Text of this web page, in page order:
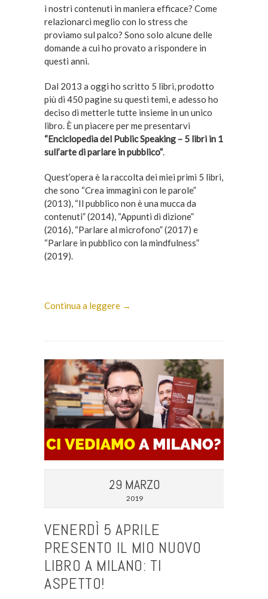
i nostri contenuti in maniera efficace? Come
relazionarci meglio con lo stress che
proviamo sul palco? Sono solo alcune delle
domande a cui ho provato a rispondere in
questi anni.
Dal 2013 a oggi ho scritto 5 libri, prodotto
più di 450 pagine su questi temi, e adesso ho
deciso di metterle tutte insieme in un unico
libro. È un piacere per me presentarvi
“Enciclopedia del Public Speaking – 5 libri in 1
sull’arte di parlare in pubblico”.
Quest’opera è la raccolta dei miei primi 5 libri,
che sono “Crea immagini con le parole”
(2013), “Il pubblico non è una mucca da
contenuti” (2014), “Appunti di dizione”
(2016), “Parlare al microfono” (2017) e
“Parlare in pubblico con la mindfulness”
(2019).
Continua a leggere →
29 MARZO
2019
VENERDÌ 5 APRILE
PRESENTO IL MIO NUOVO
LIBRO A MILANO: TI
ASPETTO!